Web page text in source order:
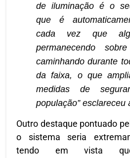
de iluminação é o
que é
cada vez que
permanecendo
caminhando durante
da faixa, o que
medidas de
população” esclareceu
Outro destaque pontuado
o sistema seria
tendo em vista